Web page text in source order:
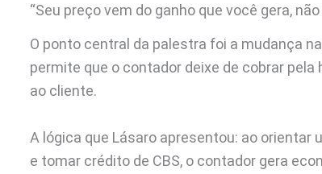
“Seu preço vem do ganho que você gera,
O ponto central da palestra foi a mudança
permite que o contador deixe de cobrar
ao cliente.
A lógica que Lásaro apresentou: ao orientar
e tomar crédito de CBS, o contador gera